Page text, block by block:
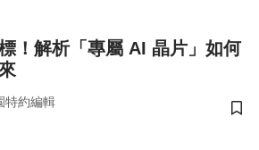
！解析「專屬 AI 晶片」如何
特約編輯
儲